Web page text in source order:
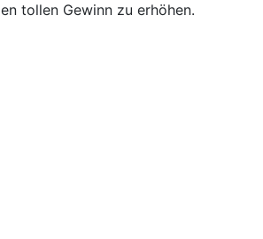
tollen Gewinn zu erhöhen.